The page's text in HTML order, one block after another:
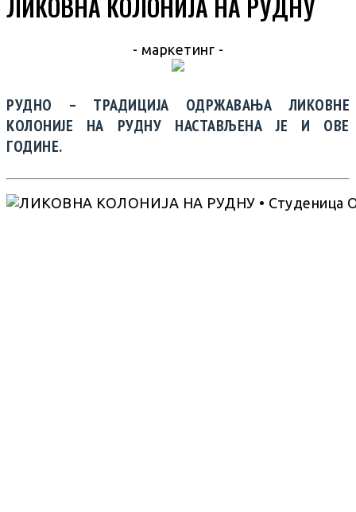
- маркетинг -
РУДНО – ТРАДИЦИЈА ОДРЖАВАЊА ЛИКОВНЕ
КОЛОНИЈЕ НА РУДНУ НАСТАВЉЕНА ЈЕ И ОВЕ
ГОДИНЕ.